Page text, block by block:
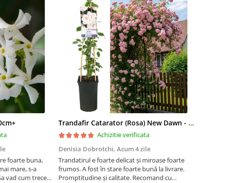
foarte buna,
mare, s-a
vad cum trece
Trandafir Catarator (Rosa) New Dawn - 75cm
Achizitie verificata
Denisia Dobrotchi, Acum 4 zile
Trandatirul e foarte delicat și miroase foarte
frumos. A fost în stare foarte bună la livrare.
Promptitudine și calitate. Recomand cu